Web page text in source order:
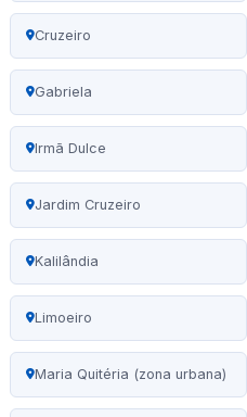
Cruzeiro
Gabriela
Irmã Dulce
Jardim Cruzeiro
Kalilândia
Limoeiro
Maria Quitéria (zona urbana)